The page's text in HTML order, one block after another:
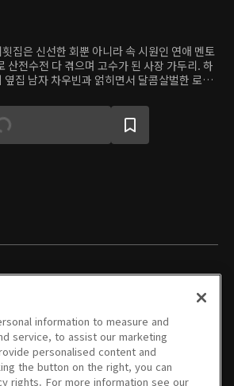
집은 신선한 회뿐 아니라 속 시원인 연애 멘토
산전수전 다 겪으며 고수가 된 사장 가두리. 하
옆집 남자 차우빈과 얽히면서 달콤살벌한 로맨
03회
10/11/2025 • 16분
04회
10/12/2025 • 18분
05회
10/18/2025 • 18분
information to measure and
service, to assist our marketing
personalised content and
the button on the right, you can
rights. For more information see our